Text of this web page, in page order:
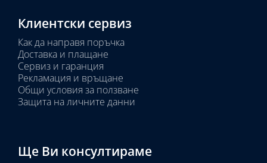
Клиентски сервиз
Как да направя поръчка
Доставка и плащане
Сервиз и гаранция
Рекламация и връщане
Общи условия за ползване
Защита на личните данни
Ще Ви консултираме